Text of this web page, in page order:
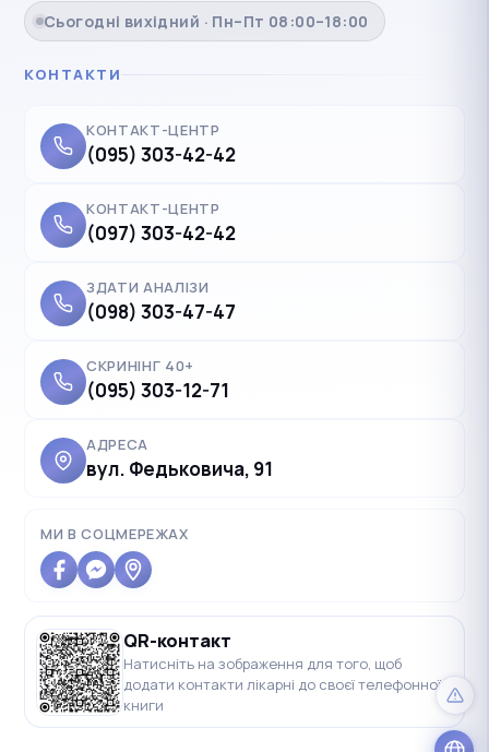
Français
English
Сьогодні вихідний · Пн–Пт 08:00–18:00
КОНТАКТИ
КОНТАКТ-ЦЕНТР
(095) 303-42-42
КОНТАКТ-ЦЕНТР
(097) 303-42-42
ЗДАТИ АНАЛІЗИ
(098) 303-47-47
СКРИНІНГ 40+
(095) 303-12-71
АДРЕСА
вул. Федьковича, 91
МИ В СОЦМЕРЕЖАХ
QR-контакт
Натисніть на зображення для того, щоб
додати контакти лікарні до своєї телефонної
книги